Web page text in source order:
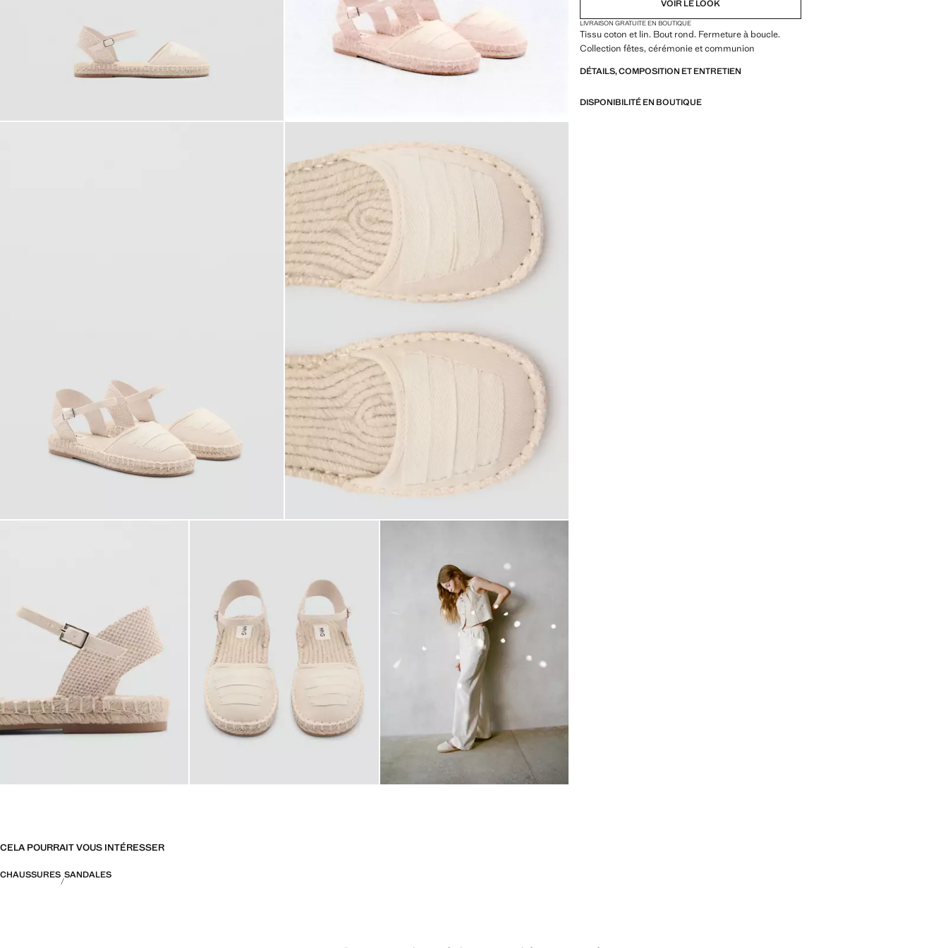
VOIR LE LOOK
LIVRAISON GRATUITE EN BOUTIQUE
Tissu coton et lin. Bout rond. Fermeture à boucle.
Collection fêtes, cérémonie et communion
DÉTAILS, COMPOSITION ET ENTRETIEN
DISPONIBILITÉ EN BOUTIQUE
CELA POURRAIT VOUS INTÉRESSER
CHAUSSURES SANDALES